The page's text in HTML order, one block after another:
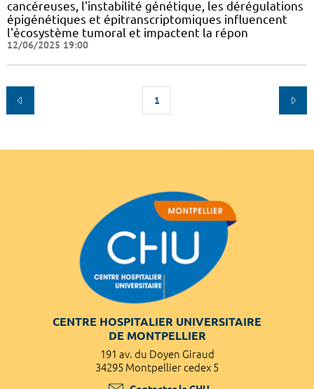
cancéreuses, l'instabilité génétique, les dérégulations
épigénétiques et épitranscriptomiques influencent
l'écosystème tumoral et impactent la répon
12/06/2025 19:00
1
CENTRE HOSPITALIER UNIVERSITAIRE
DE MONTPELLIER
191 av. du Doyen Giraud
34295 Montpellier cedex 5